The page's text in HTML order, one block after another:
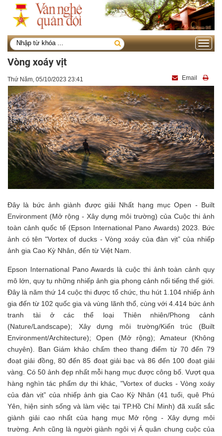
Toggle
Vòng xoáy vịt
Thứ Năm, 05/10/2023 23:41 Email
Đây là bức ảnh giành được giải Nhất hạng mục Open - Built
Environment (Mở rộng - Xây dựng môi trường) của Cuộc thi ảnh
toàn cảnh quốc tế (Epson International Pano Awards) 2023. Bức
ảnh có tên "Vortex of ducks - Vòng xoáy của đàn vịt” của nhiếp
ảnh gia Cao Kỳ Nhân, đến từ Việt Nam.
Epson International Pano Awards là cuộc thi ảnh toàn cảnh quy
mô lớn, quy tụ những nhiếp ảnh gia phong cảnh nổi tiếng thế giới.
Đây là năm thứ 14 cuộc thi được tổ chức, thu hút 1.104 nhiếp ảnh
gia đến từ 102 quốc gia và vùng lãnh thổ, cùng với 4.414 bức ảnh
tranh tài ở các thể loại Thiên nhiên/Phong cảnh
(Nature/Landscape); Xây dựng môi trường/Kiến trúc (Built
Environment/Architecture); Open (Mở rộng); Amateur (Không
chuyên). Ban Giám khảo chấm theo thang điểm từ 70 đến 79
đoạt giải đồng, 80 đến 85 đoạt giải bạc và 86 đến 100 đoạt giải
vàng. Có 50 ảnh đẹp nhất mỗi hạng mục được công bố. Vượt qua
hàng nghìn tác phẩm dự thi khác, "Vortex of ducks - Vòng xoáy
của đàn vịt” của nhiếp ảnh gia Cao Kỳ Nhân (41 tuổi, quê Phú
Yên, hiện sinh sống và làm việc tại TP.Hồ Chí Minh) đã xuất sắc
giành giải cao nhất của hạng mục Mở rộng - Xây dựng môi
trường. Anh cũng là người giành ngôi vị Á quân chung cuộc của